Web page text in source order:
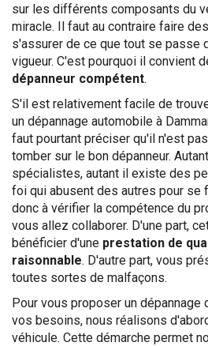
sur les différents composants du
miracle. Il faut au contraire faire
s'assurer de ce que tout se passe
vigueur. C'est pourquoi il convient
dépanneur compétent.
S'il est relativement facile de
un dépannage automobile à
faut pourtant préciser qu'il n'est
tomber sur le bon dépanneur.
spécialistes, autant il existe des
foi qui abusent des autres pour se
donc à vérifier la compétence du
vous allez collaborer. D'une part,
bénéficier d'une prestation de
raisonnable. D'autre part, vous
toutes sortes de malfaçons.
Pour vous proposer un dépannage
vos besoins, nous réalisons
véhicule. Cette démarche permet